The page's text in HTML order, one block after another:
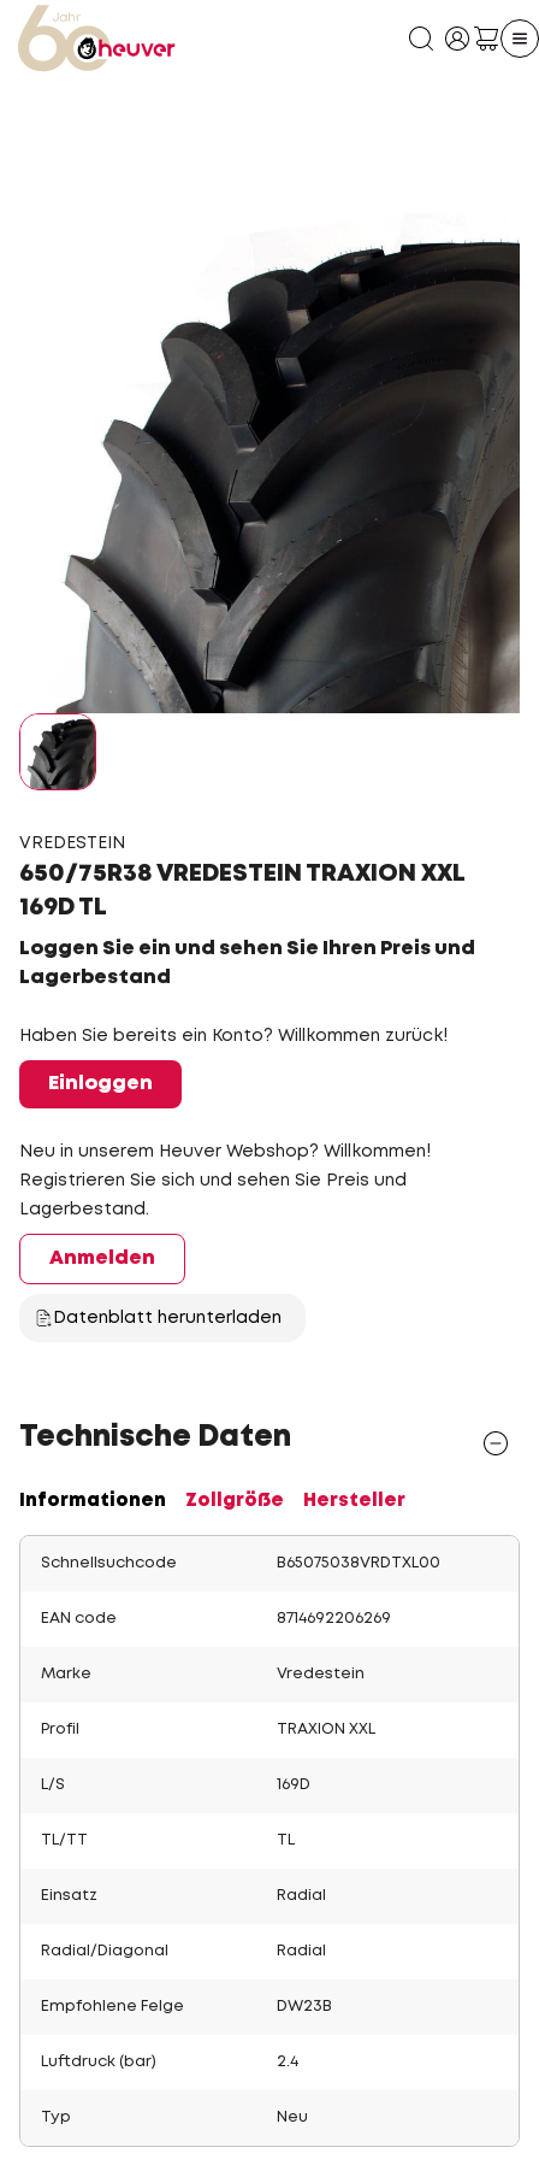
VREDESTEIN
650/75R38 VREDESTEIN TRAXION XXL
169D TL
Loggen Sie ein und sehen Sie Ihren Preis und
Lagerbestand
Haben Sie bereits ein Konto? Willkommen zurück!
Einloggen
Neu in unserem Heuver Webshop? Willkommen!
Registrieren Sie sich und sehen Sie Preis und
Lagerbestand.
Anmelden
Datenblatt herunterladen
Technische Daten
Informationen Zollgröße Hersteller
Schnellsuchcode B65075038VRDTXL00
EAN code 8714692206269
Marke Vredestein
Profil TRAXION XXL
L/S 169D
TL/TT
Einsatz Radial
Radial/Diagonal Radial
Empfohlene Felge DW23B
Luftdruck (bar) 2.4
Typ Neu